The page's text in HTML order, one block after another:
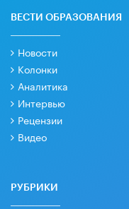
ВЕСТИ ОБРАЗОВАНИЯ
Новости
Колонки
Аналитика
Интервью
Рецензии
Видео
РУБРИКИ